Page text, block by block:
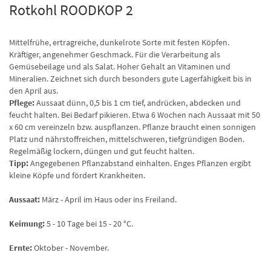
Rotkohl ROODKOP 2
Mittelfrühe, ertragreiche, dunkelrote Sorte mit festen Köpfen.
Kräftiger, angenehmer Geschmack. Für die Verarbeitung als
Gemüsebeilage und als Salat. Hoher Gehalt an Vitaminen und
Mineralien. Zeichnet sich durch besonders gute Lagerfähigkeit bis in
den April aus.
Pflege:Aussaat dünn, 0,5 bis 1 cm tief, andrücken, abdecken und
feucht halten. Bei Bedarf pikieren. Etwa 6 Wochen nach Aussaat mit 50
x 60 cm vereinzeln bzw. auspflanzen. Pflanze braucht einen sonnigen
Platz und nährstoffreichen, mittelschweren, tiefgründigen Boden.
Regelmäßig lockern, düngen und gut feucht halten.
Tipp:Angegebenen Pflanzabstand einhalten. Enges Pflanzen ergibt
kleine Köpfe und fördert Krankheiten.
Aussaat: März - April im Haus oder ins Freiland.
Keimung:5 - 10 Tage bei 15 - 20 °C.
Ernte:Oktober - November.